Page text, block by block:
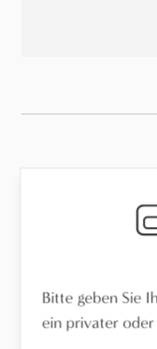
Bitte geben Sie
ein privater oder